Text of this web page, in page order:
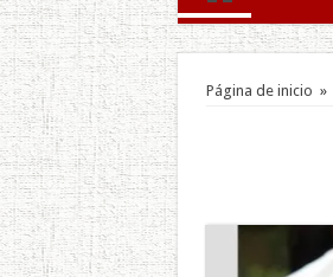
Página de inicio »